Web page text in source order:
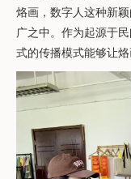
烙画，数字人这种新
广之中。作为起源于
式的传播模式能够让烙